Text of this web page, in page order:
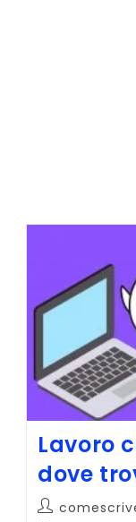
Lavoro
dove
Autore